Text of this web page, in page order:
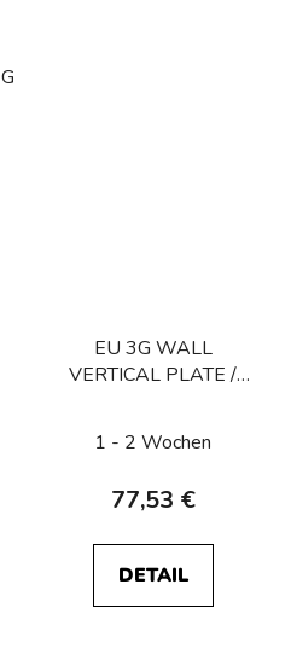
Gold
EU 3G WALL
VERTICAL PLATE /
1 - 2 Wochen
77,53 €
DETAIL